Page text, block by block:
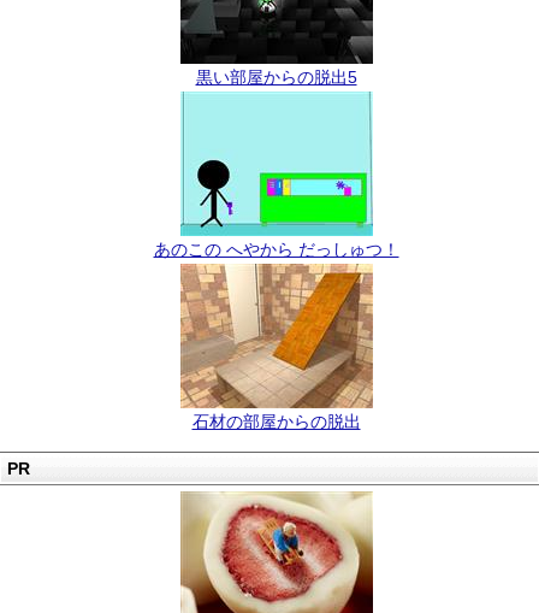
黒い部屋からの脱出5
あのこの へやから だっしゅつ！
石材の部屋からの脱出
PR